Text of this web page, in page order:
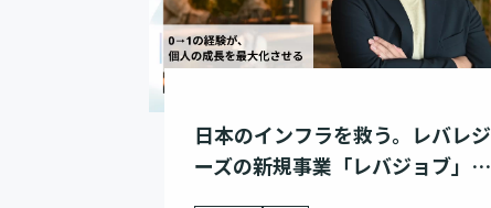
日本のインフラを救う。レバレジ
ーズの新規事業「レバジョブ」と